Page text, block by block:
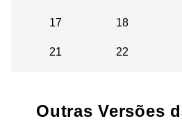
17 18
21 22
Outras Versões